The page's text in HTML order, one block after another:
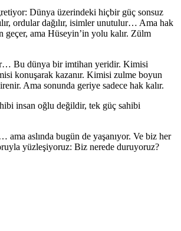
Dünya üzerindeki hiçbir güç sonsuz
ordular dağılır, isimler unutulur… Ama hak
geçer, ama Hüseyin’in yolu kalır. Zülm
Bu dünya bir imtihan yeridir. Kimisi
konuşarak kazanır. Kimisi zulme boyun
Ama sonunda geriye sadece hak kalır.
insan oğlu değildir, tek güç sahibi
ama aslında bugün de yaşanıyor. Ve biz her
yüzleşiyoruz: Biz nerede duruyoruz?